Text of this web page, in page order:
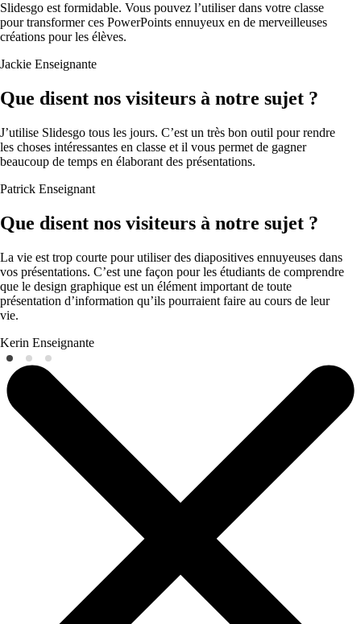
Slidesgo est formidable. Vous pouvez l’utiliser dans votre classe
pour transformer ces PowerPoints ennuyeux en de merveilleuses
créations pour les élèves.
Jackie Enseignante
Que disent nos visiteurs à notre sujet ?
J’utilise Slidesgo tous les jours. C’est un très bon outil pour rendre
les choses intéressantes en classe et il vous permet de gagner
beaucoup de temps en élaborant des présentations.
Patrick Enseignant
Que disent nos visiteurs à notre sujet ?
La vie est trop courte pour utiliser des diapositives ennuyeuses dans
vos présentations. C’est une façon pour les étudiants de comprendre
que le design graphique est un élément important de toute
présentation d’information qu’ils pourraient faire au cours de leur
vie.
Kerin Enseignante